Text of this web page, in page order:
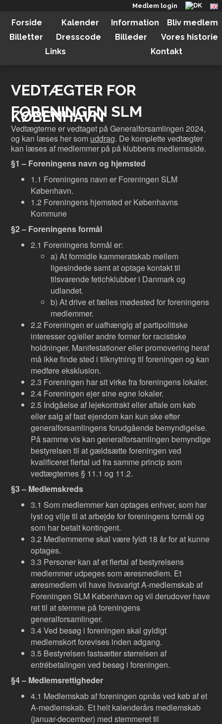
Medlem login
Forside Kalender Information
Bliv medlem
Billetter
Dresscode Billeder
Vores historie
Links
Kontakt
VEDTÆGTER FOR
FORENINGEN SLM
KØBENHAVN
Vedtægterne er vedtaget på Generalforsamlingen 2024,
og kan læses her som uddrag. De komplette vedtægter
kan læses af medlemmer på på klubbens medlemsside.
§1 – Foreningens navn og hjemsted
1.1 Foreningens navn er Foreningen SLM
København.
1.2 Foreningens hjemsted er Københavns
Kommune
§2 – Foreningens formål
2.1 Foreningens formål er:
a) At formidle kammeratskab mellem
ligesindede samt at optage kontakt til
tilsvarende fetichklubber i Danmark og
udlandet.
b) At drive et fælles mødested for foreningens
medlemmer.
2.2 Foreningen er uafhængig af partipolitiske
interesser og/eller andre former for racistiske
holdninger. Manifestationer eller promovering heraf
må ikke finde sted i tilknytning til foreningen og kan
medføre eksklusion.
2.3 Foreningen har sit virke fra foreningens lokaler.
2.4 Foreningen ejer sine egne lokaler.
2.5 Indgåelse af lejekontrakt eller aftale om køb
eller salg af fast ejendom kan kun ske efter
generalforsamlingens forudgående bemyndigelse.
På samme vis kan generalforsamlingen bemyndige
bestyrelsen til at gældsætte foreningen ved
kvalificeret flertal ud fra samme princip som
vedtægternes § 11.1 og 11.2.
§3 – Medlemskreds
3.1 Som medlemmer kan optages enhver, som har
lyst og vilje til at arbejde for foreningens formål og
som har betalt kontingent.
3.2 Medlemmerne skal være fyldt 18 år for at kunne
optages.
3.3 Personer kan af et flertal af bestyrelsens
medlemmer udpeges som æresmedlem. Et
æresmedlem vil have livsvarigt A-medlemskab af
Foreningen SLM København og vil derudover have
ret til at stemme på foreningens
generalforsamlinger.
3.4 Ved besøg i foreningen skal gyldigt
medlemskort forevises inden adgang.
3.5 Bestyrelsen fastsætter størrelsen af
entrébetalingen ved besøg i foreningen.
§4 – Medlemsrettigheder
4.1 Medlemskab af foreningen opnås ved køb af et
A-medlemskab. Et helt kalenderårs medlemskab
(januar-december) med stemmeret til